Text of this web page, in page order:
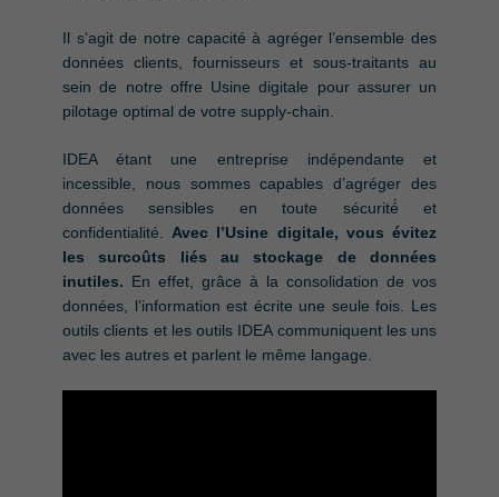
Il s’agit de notre capacité à agréger l’ensemble des
données clients, fournisseurs et sous-traitants au
sein de notre offre Usine digitale pour assurer un
pilotage optimal de votre supply-chain.
IDEA étant une entreprise indépendante et
incessible, nous sommes capables d’agréger des
données sensibles en toute sécurité́ et
confidentialité. Avec l’Usine digitale, vous évitez
les surcoûts liés au stockage de données
inutiles. En effet, grâce à la consolidation de vos
données, l’information est écrite une seule fois. Les
outils clients et les outils IDEA communiquent les uns
avec les autres et parlent le même langage.